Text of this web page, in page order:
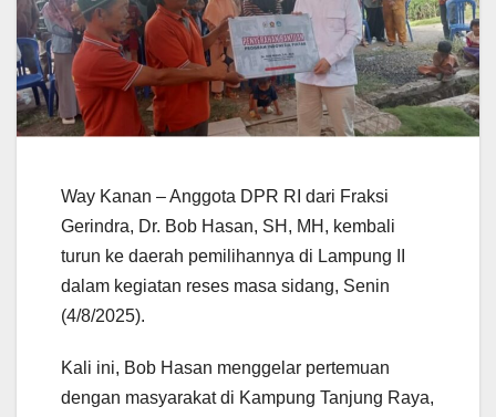
Way Kanan – Anggota DPR RI dari Fraksi
Gerindra, Dr. Bob Hasan, SH, MH, kembali
turun ke daerah pemilihannya di Lampung II
dalam kegiatan reses masa sidang, Senin
(4/8/2025).
Kali ini, Bob Hasan menggelar pertemuan
dengan masyarakat di Kampung Tanjung Raya,